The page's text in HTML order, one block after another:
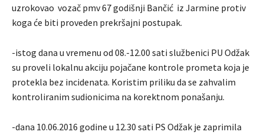
uzrokovao vozač pmv 67 godišnji Bančić iz Jarmine protiv
koga će biti proveden prekršajni postupak.
-istog dana u vremenu od 08.-12.00 sati službenici PU Odžak
su proveli lokalnu akciju pojačane kontrole prometa koja je
protekla bez incidenata. Koristim priliku da se zahvalim
kontroliranim sudionicima na korektnom ponašanju.
-dana 10.06.2016 godine u 12.30 sati PS Odžak je zaprimila